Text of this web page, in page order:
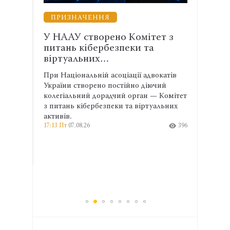
адвокатів
— Комітет
віртуальних
396
ЗАХИСТ ВІЙСЬКОВИХ
Лікування, вислуга і правнича
допомога: які зміни необхідні
для…
Наслідки катувань і захворювання
українських військових у полоні не
завжди належно фіксуються та
враховуються під час надання
реінтеграції важливе медичне